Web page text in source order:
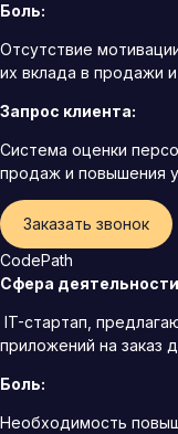
Боль:
Отсутствие
их вклада в продажи
Запрос клиента:
Система оценки
продаж и повышения
Заказать звонок
CodePath
Сфера
IT-стартап,
приложений на заказ
Боль:
Необходимость